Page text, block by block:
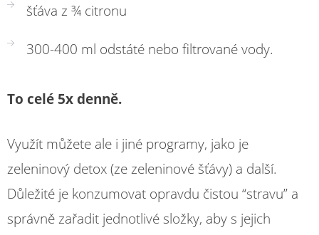
šťáva z ¾ citronu
300-400 ml odstáté nebo filtrované vody.
To celé 5x denně.
Využít můžete ale i jiné programy, jako je
zeleninový detox (ze zeleninové šťávy) a další.
Důležité je konzumovat opravdu čistou “stravu” a
správně zařadit jednotlivé složky, aby s jejich